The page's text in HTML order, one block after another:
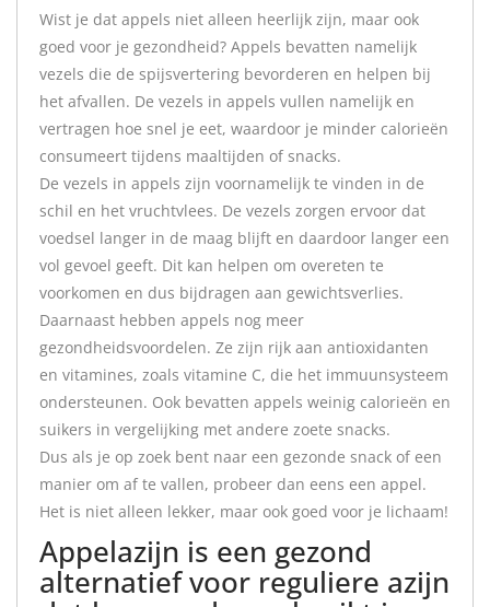
Wist je dat appels niet alleen heerlijk zijn, maar ook
goed voor je gezondheid? Appels bevatten namelijk
vezels die de spijsvertering bevorderen en helpen bij
het afvallen. De vezels in appels vullen namelijk en
vertragen hoe snel je eet, waardoor je minder calorieën
consumeert tijdens maaltijden of snacks.
De vezels in appels zijn voornamelijk te vinden in de
schil en het vruchtvlees. De vezels zorgen ervoor dat
voedsel langer in de maag blijft en daardoor langer een
vol gevoel geeft. Dit kan helpen om overeten te
voorkomen en dus bijdragen aan gewichtsverlies.
Daarnaast hebben appels nog meer
gezondheidsvoordelen. Ze zijn rijk aan antioxidanten
en vitamines, zoals vitamine C, die het immuunsysteem
ondersteunen. Ook bevatten appels weinig calorieën en
suikers in vergelijking met andere zoete snacks.
Dus als je op zoek bent naar een gezonde snack of een
manier om af te vallen, probeer dan eens een appel.
Het is niet alleen lekker, maar ook goed voor je lichaam!
Appelazijn is een gezond
alternatief voor reguliere azijn